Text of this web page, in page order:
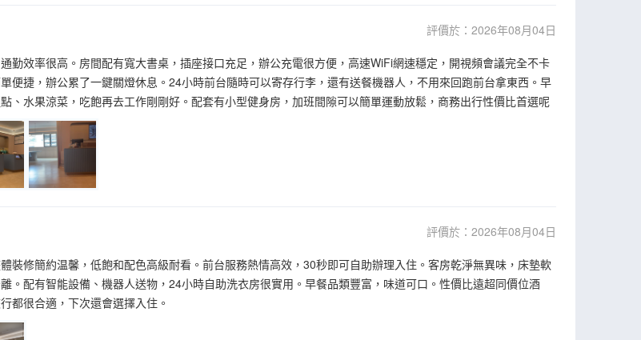
評價於：2026年08月04日
勤效率很高。房間配有寬大書桌，插座接口充足，辦公充電很方便，高速WiFi網速穩定，開視頻會議完全不卡
便捷，辦公累了一鍵關燈休息。24小時前台隨時可以寄存行李，還有送餐機器人，不用來回跑前台拿東西。早
、水果涼菜，吃飽再去工作剛剛好。配套有小型健身房，加班間隙可以簡單運動放鬆，商務出行性價比首選呢
評價於：2026年08月04日
裝修簡約温馨，低飽和配色高級耐看。前台服務熱情高效，30秒即可自助辦理入住。客房乾淨無異味，床墊軟
。配有智能設備、機器人送物，24小時自助洗衣房很實用。早餐品類豐富，味道可口。性價比遠超同價位酒
都很合適，下次還會選擇入住。